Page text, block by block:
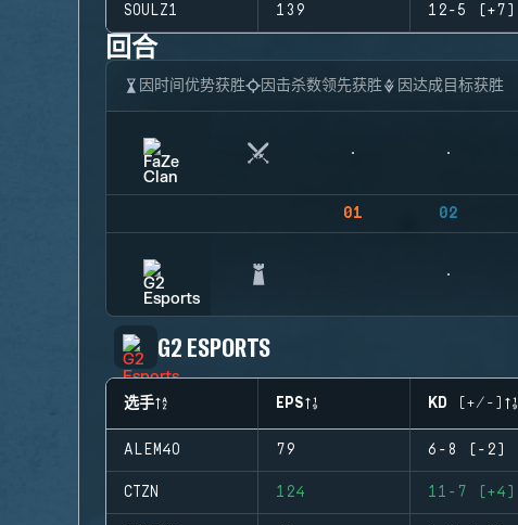
SOULZ1 139 12-5 (+7)
回合
因时间优势获胜 因击杀数领先获胜 因达成目标获胜
01 02
G2 ESPORTS
选手 EPS KD (+/-)
ALEM4O 79 6-8 (-2)
CTZN 124 11-7 (+4)